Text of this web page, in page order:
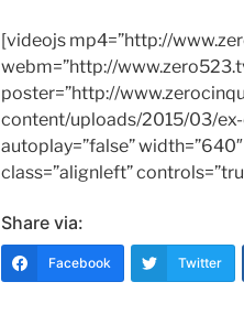
[videojs mp4=”http://
webm=”http://
poster=”http://
content/uploads/2015/03/ex-
autoplay=”false”
class=”alignleft”
Share via:
Facebook Twitter